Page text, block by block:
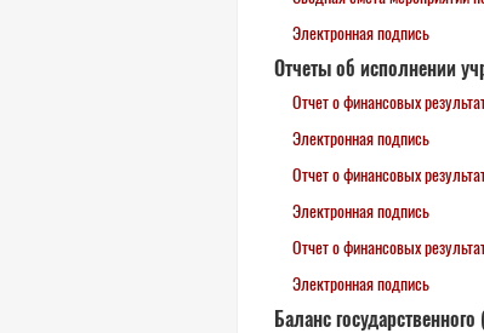
Электронная подпись
Отчеты об исполнении
Отчет о финансовых
Электронная подпись
Отчет о финансовых
Электронная подпись
Отчет о финансовых
Электронная подпись
Баланс